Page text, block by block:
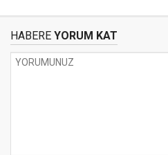
HABERE YORUM KAT